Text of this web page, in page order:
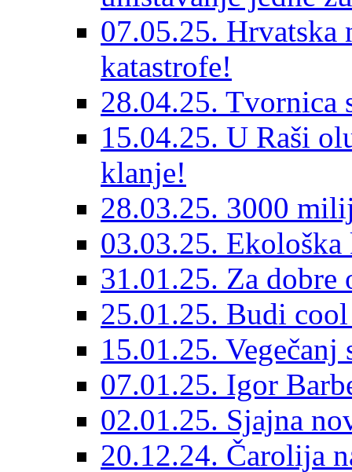
07.05.25. Hrvatska
katastrofe!
28.04.25. Tvornica
15.04.25. U Raši
klanje!
28.03.25. 3000
03.03.25.
31.01.25. Za
25.01.25. Budi
15.01.25.
07.01.25. Igor
02.01.25. Sjajna
20.12.24. Čarolija